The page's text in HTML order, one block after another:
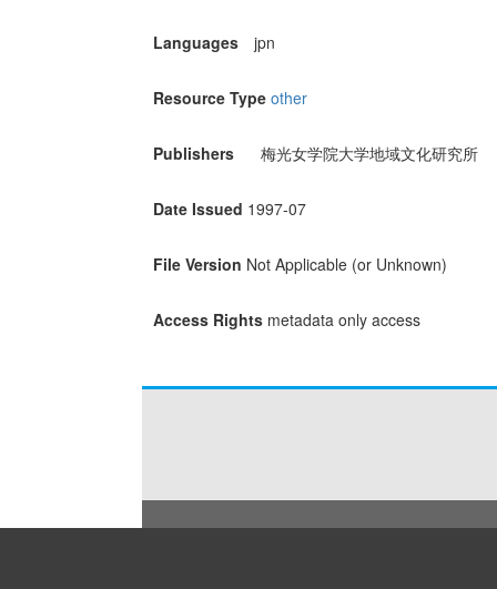
Languages jpn
Resource Type other
Publishers 梅光女学院大学地域文化研究所
Date Issued 1997-07
File Version Not Applicable (or Unknown)
Access Rights metadata only access